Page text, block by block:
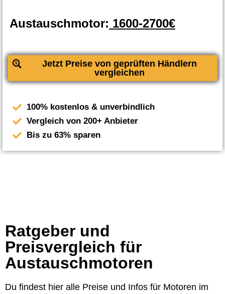
Austauschmotor: 1600-2700€
Jetzt Preise von geprüften Händlern
vergleichen
100% kostenlos & unverbindlich
Vergleich von 200+ Anbieter
Bis zu 63% sparen
Ratgeber und
Preisvergleich für
Austauschmotoren
Du findest hier alle Preise und Infos für Motoren im